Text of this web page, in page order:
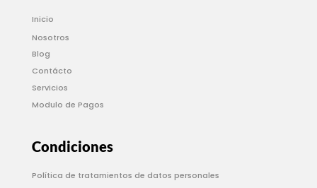
Inicio
Nosotros
Blog
Contácto
Servicios
Modulo de Pagos
Condiciones
Política de tratamientos de datos personales